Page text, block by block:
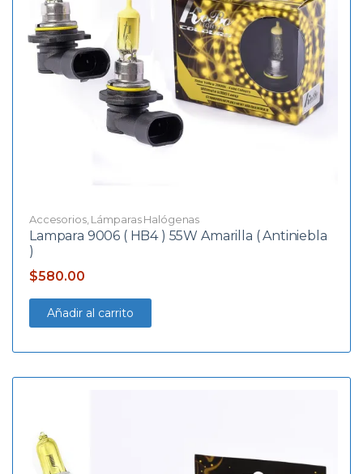
Accesorios,Lámparas Halógenas
Lampara 9006 ( HB4 ) 55W Amarilla ( Antiniebla
)
$580.00
Añadir al carrito